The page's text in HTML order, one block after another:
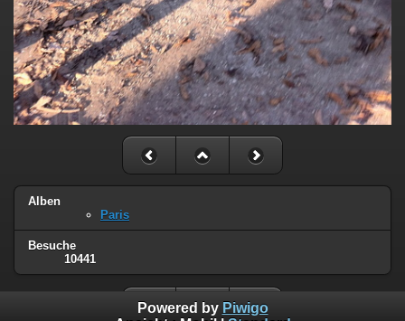
Alben
Paris
Besuche
10441
Powered by Piwigo